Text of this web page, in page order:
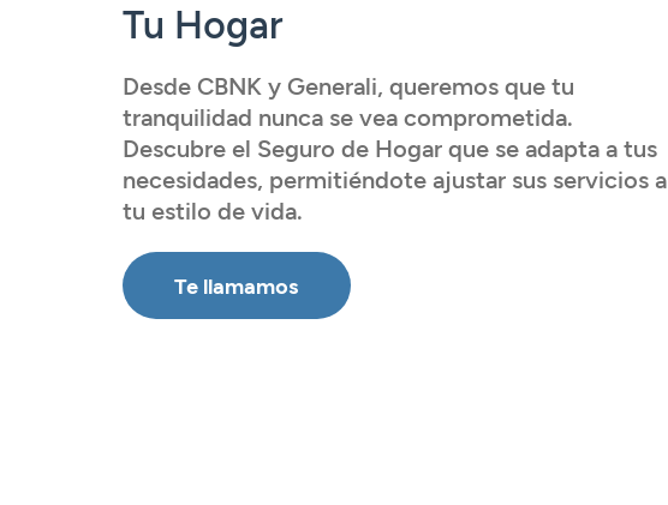
Seguros
Servicios
Acceder
Servicios
Acceder
Seguros
Servicios
Expatriados
Acceder
Seguros
Servicios
Acceder
Tu Hogar
Desde CBNK y Generali, queremos que tu
tranquilidad nunca se vea comprometida.
Descubre el Seguro de Hogar que se adapta a tus
necesidades, permitiéndote ajustar sus servicios a
tu estilo de vida.
Te llamamos